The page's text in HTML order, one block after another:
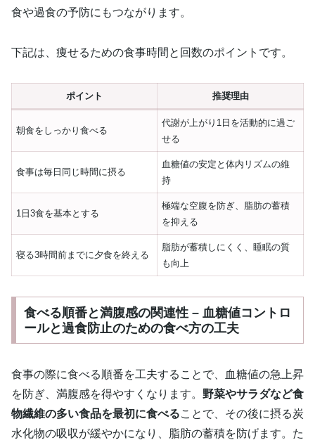
食や過食の予防にもつながります。
下記は、痩せるための食事時間と回数のポイントです。
ポイント 推奨理由
朝食をしっかり食べる
代謝が上がり1日を活動的に過ご
せる
食事は毎日同じ時間に摂る
血糖値の安定と体内リズムの維
持
1日3食を基本とする
極端な空腹を防ぎ、脂肪の蓄積
を抑える
寝る3時間前までに夕食を終える
脂肪が蓄積しにくく、睡眠の質
も向上
食べる順番と満腹感の関連性 – 血糖値コントロ
ールと過食防止のための食べ方の工夫
食事の際に食べる順番を工夫することで、血糖値の急上昇
を防ぎ、満腹感を得やすくなります。 野菜やサラダなど食
物繊維の多い食品を最初に食べることで、その後に摂る炭
水化物の吸収が緩やかになり、脂肪の蓄積を防げます。た